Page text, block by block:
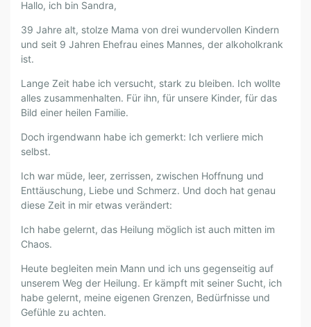
A
N
D
R
A
N
A
L
A
I
G
N
R
I
R
I
S
E
Hallo, ich bin Sandra,
39 Jahre alt, stolze Mama von drei wundervollen Kindern
und seit 9 Jahren Ehefrau eines Mannes, der alkoholkrank
ist.
Lange Zeit habe ich versucht, stark zu bleiben. Ich wollte
alles zusammenhalten. Für ihn, für unsere Kinder, für das
Bild einer heilen Familie.
Doch irgendwann habe ich gemerkt: Ich verliere mich
selbst.
Ich war müde, leer, zerrissen, zwischen Hoffnung und
Enttäuschung, Liebe und Schmerz. Und doch hat genau
diese Zeit in mir etwas verändert:
Ich habe gelernt, das Heilung möglich ist auch mitten im
Chaos.
Heute begleiten mein Mann und ich uns gegenseitig auf
unserem Weg der Heilung. Er kämpft mit seiner Sucht, ich
habe gelernt, meine eigenen Grenzen, Bedürfnisse und
Gefühle zu achten.